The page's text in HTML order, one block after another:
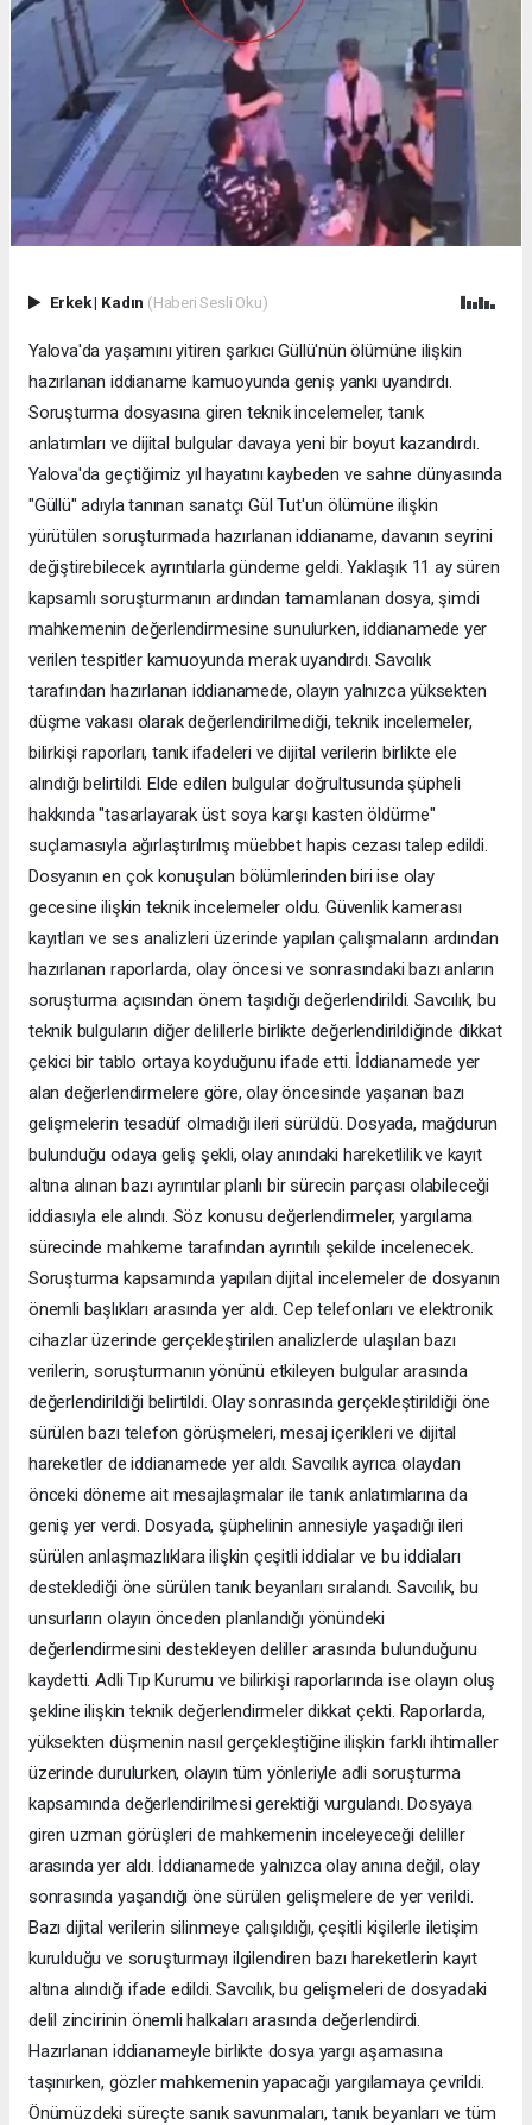
Erkek| Kadın (Haberi Sesli Oku)
Yalova'da yaşamını yitiren şarkıcı Güllü'nün ölümüne ilişkin
hazırlanan iddianame kamuoyunda geniş yankı uyandırdı.
Soruşturma dosyasına giren teknik incelemeler, tanık
anlatımları ve dijital bulgular davaya yeni bir boyut kazandırdı.
Yalova'da geçtiğimiz yıl hayatını kaybeden ve sahne dünyasında
"Güllü" adıyla tanınan sanatçı Gül Tut'un ölümüne ilişkin
yürütülen soruşturmada hazırlanan iddianame, davanın seyrini
değiştirebilecek ayrıntılarla gündeme geldi. Yaklaşık 11 ay süren
kapsamlı soruşturmanın ardından tamamlanan dosya, şimdi
mahkemenin değerlendirmesine sunulurken, iddianamede yer
verilen tespitler kamuoyunda merak uyandırdı. Savcılık
tarafından hazırlanan iddianamede, olayın yalnızca yüksekten
düşme vakası olarak değerlendirilmediği, teknik incelemeler,
bilirkişi raporları, tanık ifadeleri ve dijital verilerin birlikte ele
alındığı belirtildi. Elde edilen bulgular doğrultusunda şüpheli
hakkında "tasarlayarak üst soya karşı kasten öldürme"
suçlamasıyla ağırlaştırılmış müebbet hapis cezası talep edildi.
Dosyanın en çok konuşulan bölümlerinden biri ise olay
gecesine ilişkin teknik incelemeler oldu. Güvenlik kamerası
kayıtları ve ses analizleri üzerinde yapılan çalışmaların ardından
hazırlanan raporlarda, olay öncesi ve sonrasındaki bazı anların
soruşturma açısından önem taşıdığı değerlendirildi. Savcılık, bu
teknik bulguların diğer delillerle birlikte değerlendirildiğinde dikkat
çekici bir tablo ortaya koyduğunu ifade etti. İddianamede yer
alan değerlendirmelere göre, olay öncesinde yaşanan bazı
gelişmelerin tesadüf olmadığı ileri sürüldü. Dosyada, mağdurun
bulunduğu odaya geliş şekli, olay anındaki hareketlilik ve kayıt
altına alınan bazı ayrıntılar planlı bir sürecin parçası olabileceği
iddiasıyla ele alındı. Söz konusu değerlendirmeler, yargılama
sürecinde mahkeme tarafından ayrıntılı şekilde incelenecek.
Soruşturma kapsamında yapılan dijital incelemeler de dosyanın
önemli başlıkları arasında yer aldı. Cep telefonları ve elektronik
cihazlar üzerinde gerçekleştirilen analizlerde ulaşılan bazı
verilerin, soruşturmanın yönünü etkileyen bulgular arasında
değerlendirildiği belirtildi. Olay sonrasında gerçekleştirildiği öne
sürülen bazı telefon görüşmeleri, mesaj içerikleri ve dijital
hareketler de iddianamede yer aldı. Savcılık ayrıca olaydan
önceki döneme ait mesajlaşmalar ile tanık anlatımlarına da
geniş yer verdi. Dosyada, şüphelinin annesiyle yaşadığı ileri
sürülen anlaşmazlıklara ilişkin çeşitli iddialar ve bu iddiaları
desteklediği öne sürülen tanık beyanları sıralandı. Savcılık, bu
unsurların olayın önceden planlandığı yönündeki
değerlendirmesini destekleyen deliller arasında bulunduğunu
kaydetti. Adli Tıp Kurumu ve bilirkişi raporlarında ise olayın oluş
şekline ilişkin teknik değerlendirmeler dikkat çekti. Raporlarda,
yüksekten düşmenin nasıl gerçekleştiğine ilişkin farklı ihtimaller
üzerinde durulurken, olayın tüm yönleriyle adli soruşturma
kapsamında değerlendirilmesi gerektiği vurgulandı. Dosyaya
giren uzman görüşleri de mahkemenin inceleyeceği deliller
arasında yer aldı. İddianamede yalnızca olay anına değil, olay
sonrasında yaşandığı öne sürülen gelişmelere de yer verildi.
Bazı dijital verilerin silinmeye çalışıldığı, çeşitli kişilerle iletişim
kurulduğu ve soruşturmayı ilgilendiren bazı hareketlerin kayıt
altına alındığı ifade edildi. Savcılık, bu gelişmeleri de dosyadaki
delil zincirinin önemli halkaları arasında değerlendirdi.
Hazırlanan iddianameyle birlikte dosya yargı aşamasına
taşınırken, gözler mahkemenin yapacağı yargılamaya çevrildi.
Önümüzdeki süreçte sanık savunmaları, tanık beyanları ve tüm